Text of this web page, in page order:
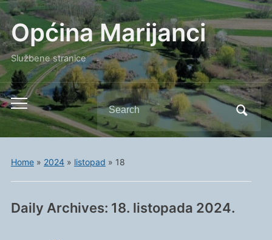
Općina Marijanci
Službene stranice
Toggle
mobile
menu
Search
for:
Home» 2024» listopad » 18
Daily Archives: 18. listopada 2024.